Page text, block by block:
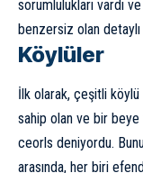
sorumlulukları vardı
benzersiz olan detaylı
Köylüler
İlk olarak, çeşitli köylü
sahip olan ve bir
ceorls deniyordu.
arasında, her biri